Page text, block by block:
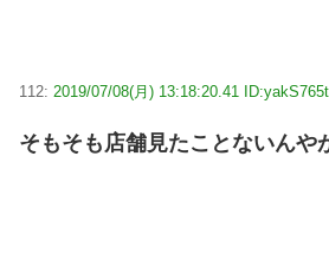
112: 2019/07/08(月) 13:18:20.41
そもそも店舗見たことないんや